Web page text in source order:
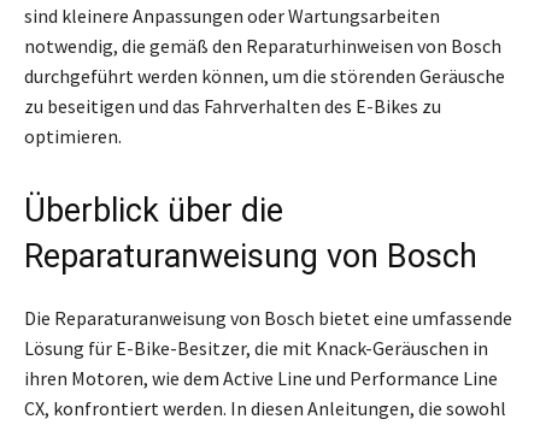
sind kleinere Anpassungen oder Wartungsarbeiten
notwendig, die gemäß den Reparaturhinweisen von Bosch
durchgeführt werden können, um die störenden Geräusche
zu beseitigen und das Fahrverhalten des E-Bikes zu
optimieren.
Überblick über die
Reparaturanweisung von Bosch
Die Reparaturanweisung von Bosch bietet eine umfassende
Lösung für E-Bike-Besitzer, die mit Knack-Geräuschen in
ihren Motoren, wie dem Active Line und Performance Line
CX, konfrontiert werden. In diesen Anleitungen, die sowohl